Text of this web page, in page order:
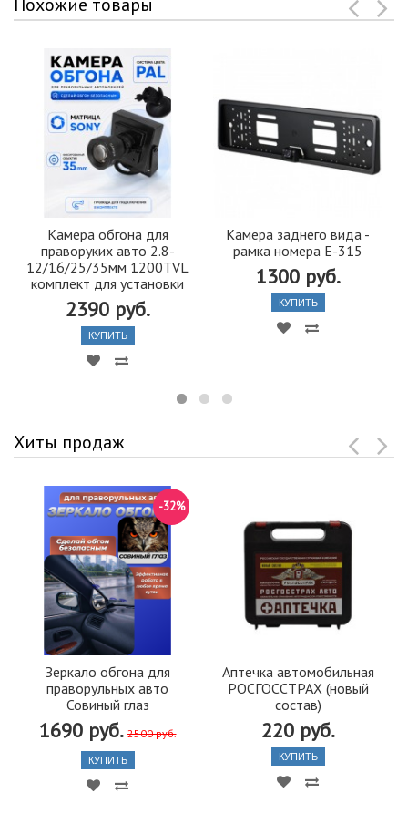
Камера обгона для
праворуких авто 2.8-
12/16/25/35мм 1200TVL
комплект для установки
2390 руб.
КУПИТЬ
Камера заднего вида -
рамка номера Е-315
1300 руб.
КУПИТЬ
Хиты продаж
Зеркало обгона для
праворульных авто
Совиный глаз
1690 руб. 2500 руб.
-32%
КУПИТЬ
Аптечка автомобильная
РОСГОССТРАХ (новый
состав)
220 руб.
КУПИТЬ